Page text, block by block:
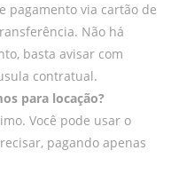
pagamento via cartão de
Não há
basta avisar com
contratual.
para locação?
Você pode usar o
pagando apenas